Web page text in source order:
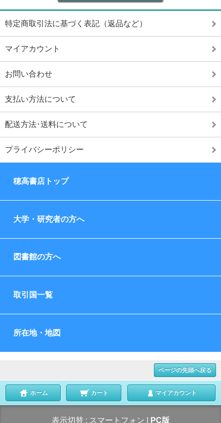
特定商取引法に基づく表記（返品など）
マイアカウント
お問い合わせ
支払い方法について
配送方法･送料について
プライバシーポリシー
穂高書店トップ
大学・研究者の方へ
図書館の方へ
取引国一覧
所在地・地図
ページの先頭へ戻る
ホーム カート マイアカウント
表示切替 : スマートフォン PC版